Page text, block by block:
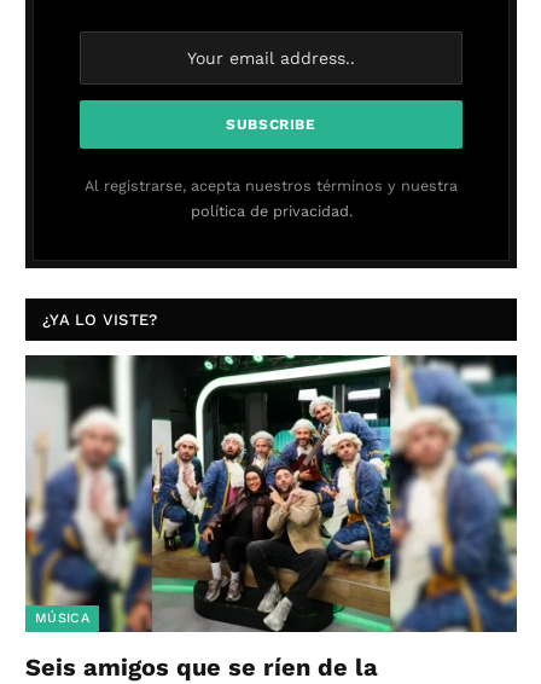
Al registrarse, acepta nuestros términos y nuestra
política de privacidad.
¿YA LO VISTE?
MÚSICA
Seis amigos que se ríen de la